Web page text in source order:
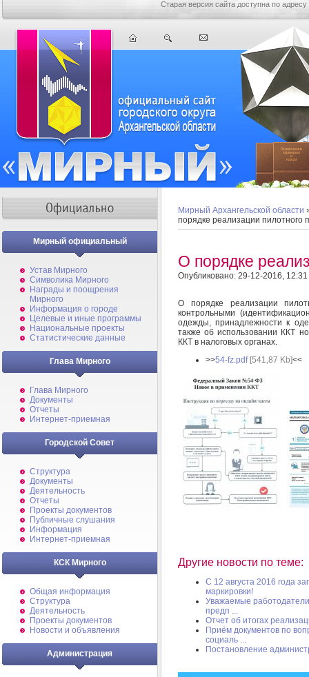
Старая версия сайта доступна по адресу
Мирный официальный
Устав Мирного
Символика Мирного
Награды и поощрения
Мирного
Информация о городе
Целевые и иные программы
Национальные проекты
Статистические данные
Глава Мирного
Глава Мирного
Документы
Отчеты
Интернет-приемная
Городской Совет
Структура
Документы
Деятельность
Отчеты
Проекты документов
Публичные слушания
Информация
Интернет-приемная
КСК Мирного
Общая информация
Структура
Деятельность
Проекты документов
Новости и объявления
Администрация
Мирный Архангельской области
порядке реализации пилотного
О порядке
Опубликовано: 29-12-2016, 12:31
О порядке реализации
контрольными
одежды, принадлежности к
также об использовании ККТ
ККТ в налоговых органах.
>>54-fz.pdf[541,87 Kb]<<
Другие новости по теме:
С 12 августа 2016 года
маркировки!
Уважаемые
предп ...
Отчет об итогах
Приём документов по
социаль ...
Постановление